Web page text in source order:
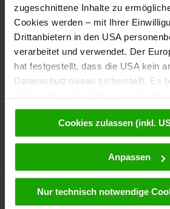
zugeschnittene Inhalte zu
Cookies werden – mit Ihrer
Drittanbietern in den USA
verarbeitet und verwendet. Der
hat festgestellt, dass die USA kein
Datenschutzniveau sicherstellt. Es
Anordnungen gegenüber den
Meta) dem Zugriff durch US-
Überwachungszwecken unterliegen
wirksamen Rechtsbehelfe zur
Ihrem Klick auf „Cookies (inkl. US-
von Drittanbietern (auch in den
Cookies zulassen (inkl.
Anpassen
Nur technisch notwendige
Ochsengartenlift /
Zuletzt geändert: 2026-
Schneehöhe
Am Berg:
20
Im Tal:
20